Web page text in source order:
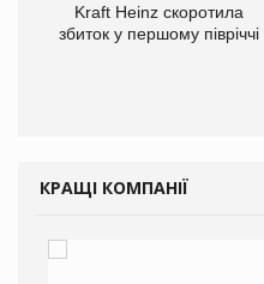
Kraft Heinz скоротила
збиток у першому півріччі
КРАЩІ КОМПАНІЇ